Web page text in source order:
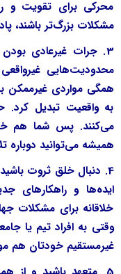
محرکی برای تقویت و
مشکلات بزرگ‌تر باشند،
3. جرات غیرعادی
محدودیت‌هایی
همگی مواردی غیرممکن
به واقعیت تبدیل کرد.
می‌کنند. پس شما هم
همیشه می‌توانید دوباره
4. دنبال خلق ثروت
ایده‌ها و راهکارهای
خلاقانه برای مشکلات
وقتی به افراد تیم یا
غیرمستقیم خودتان هم